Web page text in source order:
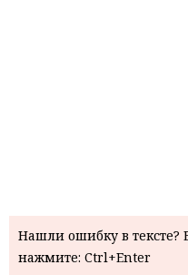
Нашли ошибку в
нажмите: Ctrl+Enter